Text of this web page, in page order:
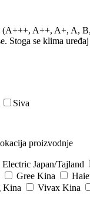
A++, A+, A,
Stoga se klima
Siva
proizvodnje
Electric Japan/Tajland
Gree Kina
Kina Vivax Kina